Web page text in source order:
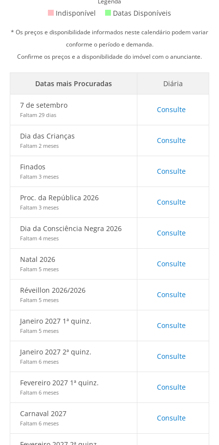
Indisponível Datas Disponíveis
* Os preços e disponibilidade informados neste calendário podem variar
conforme o período e demanda.
Confirme os preços e a disponibilidade do imóvel com o anunciante.
Datas mais Procuradas Diária
7 de setembro
Faltam 29 dias
Consulte
Dia das Crianças
Faltam 2 meses
Consulte
Finados
Faltam 3 meses
Consulte
Proc. da República 2026
Faltam 3 meses
Consulte
Dia da Consciência Negra 2026
Faltam 4 meses
Consulte
Natal 2026
Faltam 5 meses
Consulte
Réveillon 2026/2026
Faltam 5 meses
Consulte
Janeiro 2027 1ª quinz.
Faltam 5 meses
Consulte
Janeiro 2027 2ª quinz.
Faltam 6 meses
Consulte
Fevereiro 2027 1ª quinz.
Faltam 6 meses
Consulte
Carnaval 2027
Faltam 6 meses
Consulte